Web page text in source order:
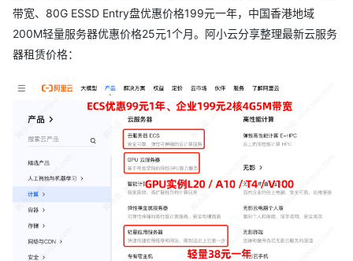
带宽、80G ESSD Entry盘优惠价格199元一年，中国香港地域
200M轻量服务器优惠价格25元1个月。阿小云分享整理最新云服务
器租赁价格：